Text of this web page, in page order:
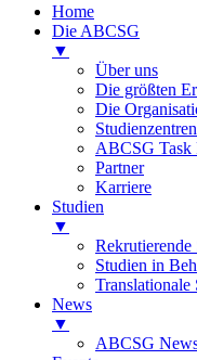
Home
Die ABCSG
▼
Über uns
Die größten
Die
ABCSG Task
Partner
Karriere
Studien
▼
Rekrutierende
Studien in
Translationale
News
▼
ABCSG